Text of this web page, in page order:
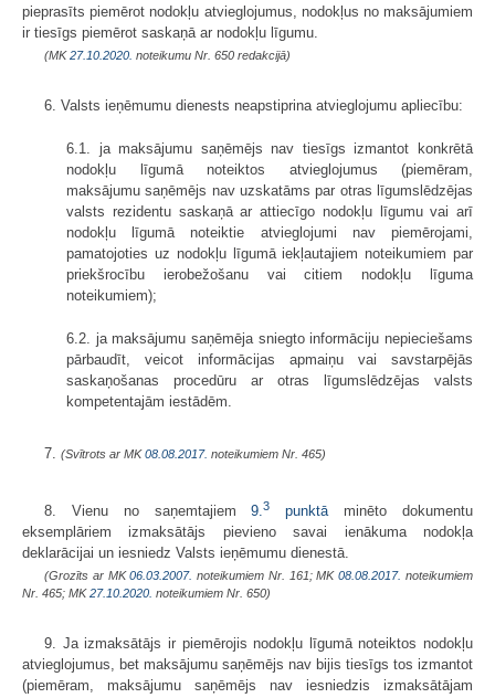
pieprasīts piemērot nodokļu atvieglojumus, nodokļus no maksājumiem
ir tiesīgs piemērot saskaņā ar nodokļu līgumu.
(MK27.10.2020. noteikumu Nr. 650 redakcijā)
6. Valsts ieņēmumu dienests neapstiprina atvieglojumu apliecību:
6.1. ja maksājumu saņēmējs nav tiesīgs izmantot konkrētā
nodokļu līgumā noteiktos atvieglojumus (piemēram,
maksājumu saņēmējs nav uzskatāms par otras līgumslēdzējas
valsts rezidentu saskaņā ar attiecīgo nodokļu līgumu vai arī
nodokļu līgumā noteiktie atvieglojumi nav piemērojami,
pamatojoties uz nodokļu līgumā iekļautajiem noteikumiem par
priekšrocību ierobežošanu vai citiem nodokļu līguma
noteikumiem);
6.2. ja maksājumu saņēmēja sniegto informāciju nepieciešams
pārbaudīt, veicot informācijas apmaiņu vai savstarpējās
saskaņošanas procedūru ar otras līgumslēdzējas valsts
kompetentajām iestādēm.
7. (Svītrots ar MK08.08.2017. noteikumiem Nr. 465)
8. Vienu no saņemtajiem9.3 punktāminēto dokumentu
eksemplāriem izmaksātājs pievieno savai ienākuma nodokļa
deklarācijai un iesniedz Valsts ieņēmumu dienestā.
(Grozīts ar MK06.03.2007. noteikumiem Nr. 161; MK08.08.2017. noteikumiem
Nr. 465; MK27.10.2020. noteikumiem Nr. 650)
9. Ja izmaksātājs ir piemērojis nodokļu līgumā noteiktos nodokļu
atvieglojumus, bet maksājumu saņēmējs nav bijis tiesīgs tos izmantot
(piemēram, maksājumu saņēmējs nav iesniedzis izmaksātājam